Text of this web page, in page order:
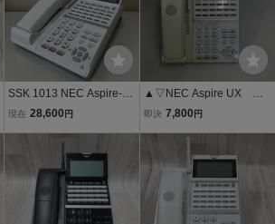
SSK 1013 NEC Aspire-U
X DTZ-24BT-3D(WH) 24
電話機 美品
現在 28,600 円
▲▽NEC Aspire UX カ
ールコードレス DTZ-24B
即決 7,800 円